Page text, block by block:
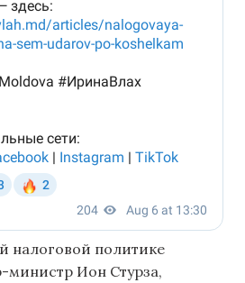
налоговой политике
Ион Стурза,